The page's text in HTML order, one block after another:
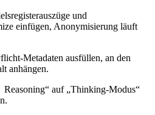
und
einfügen, Anonymisierung läuft
Metadaten ausfüllen, an den
anhängen.
auf „Thinking-Modus“